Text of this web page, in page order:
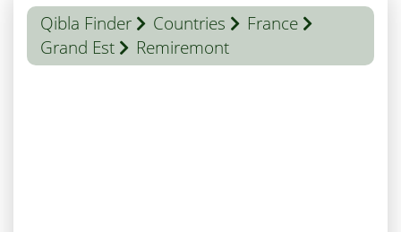
Qibla Finder Countries
France
Grand Est
Remiremont